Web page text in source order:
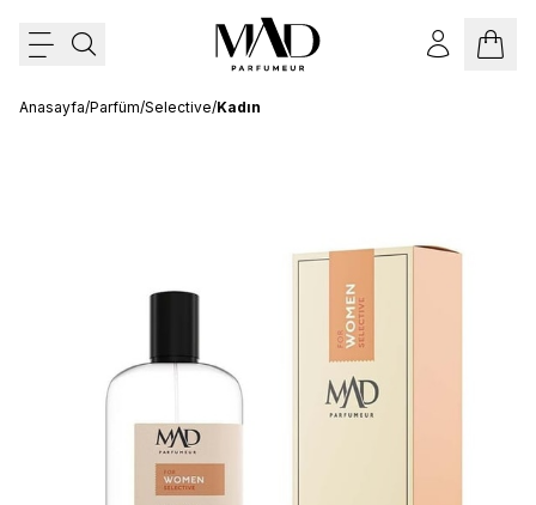
Anasayfa/Parfüm/Selective/Kadın